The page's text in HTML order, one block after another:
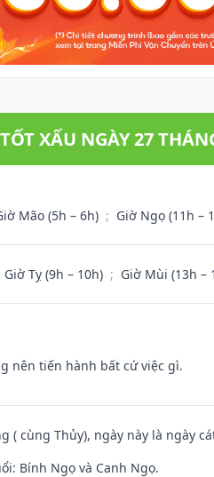
XẤU NGÀY 27
Mão (5h – 6h) ; Giờ Ngọ (11h –
Giờ Tỵ (9h – 10h) ; Giờ Mùi (13h –
nên tiến hành bất cứ việc gì.
( cùng Thủy), ngày này là ngày
Bính Ngọ và Canh Ngọ.